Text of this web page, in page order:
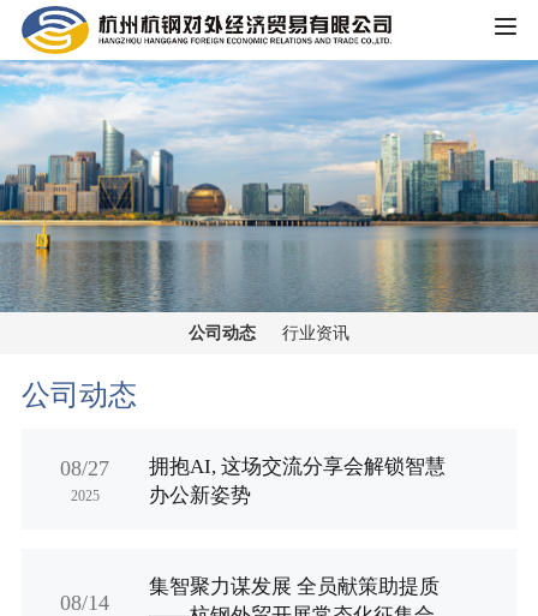
HOME
公司概况
公司简介
大事记
荣誉资质
企业文化
主营业务
锰矿板块
黑色金属板块
党群工作
公司动态
公司动态 行业资讯
公司动态
08/27
2025
​拥抱AI, 这场交流分享会解锁智慧
办公新姿势
08/14
集智聚力谋发展 全员献策助提质